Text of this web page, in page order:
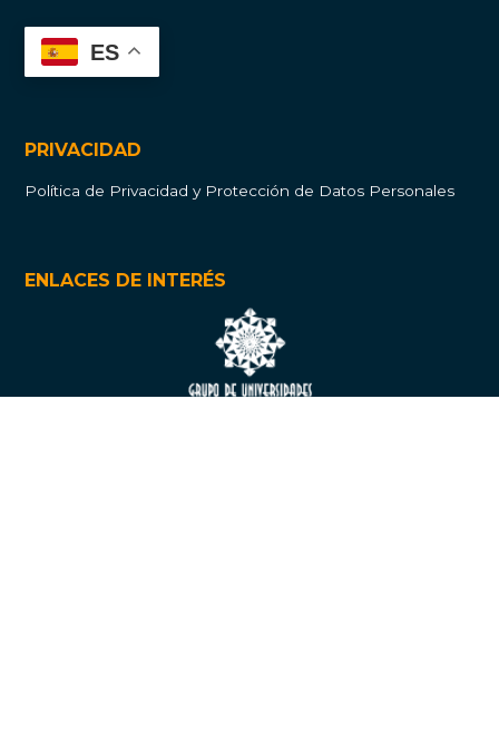
ES
PRIVACIDAD
Política de Privacidad y Protección de Datos Personales
ENLACES DE INTERÉS